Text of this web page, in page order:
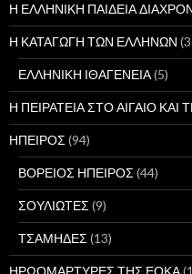
Η ΕΛΛΗΝΙΚΗ ΠΑΙΔΕΙΑ
Η ΚΑΤΑΓΩΓΗ ΤΩΝ ΕΛΛΗΝΩΝ
ΕΛΛΗΝΙΚΗ ΙΘΑΓΕΝΕΙΑ(5)
Η ΠΕΙΡΑΤΕΙΑ ΣΤΟ ΑΙΓΑΙΟ
ΗΠΕΙΡΟΣ (94)
ΒΟΡΕΙΟΣ ΗΠΕΙΡΟΣ (44)
ΣΟΥΛΙΩΤΕΣ (9)
ΤΣΑΜΗΔΕΣ (13)